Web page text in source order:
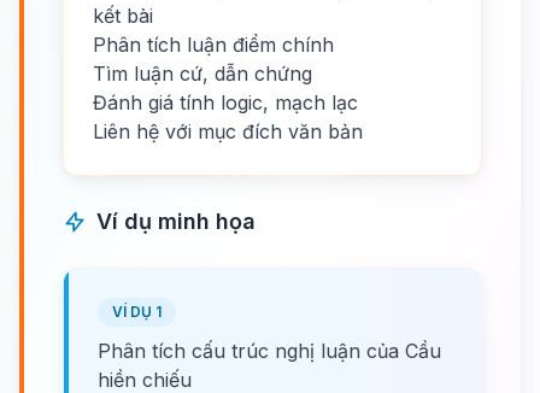
kết bài
Phân tích luận điểm chính
Tìm luận cứ, dẫn chứng
Đánh giá tính logic, mạch lạc
Liên hệ với mục đích văn bản
Ví dụ minh họa
VÍ DỤ 1
Phân tích cấu trúc nghị luận của Cầu
hiền chiếu